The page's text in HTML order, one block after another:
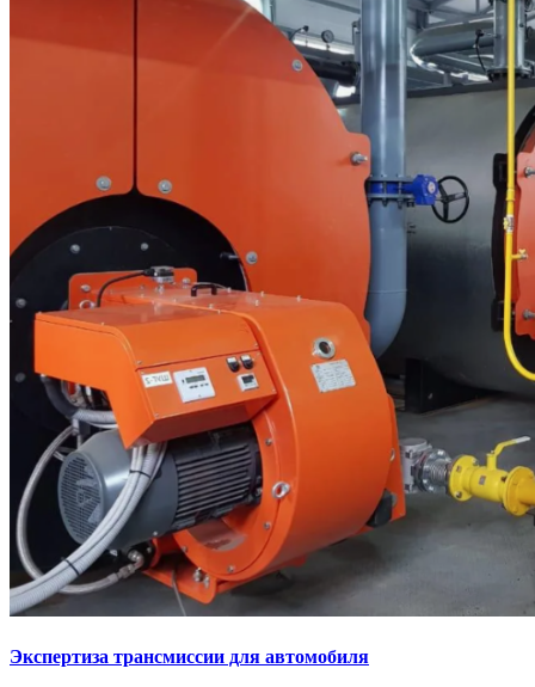
Экспертиза трансмиссии для автомобиля